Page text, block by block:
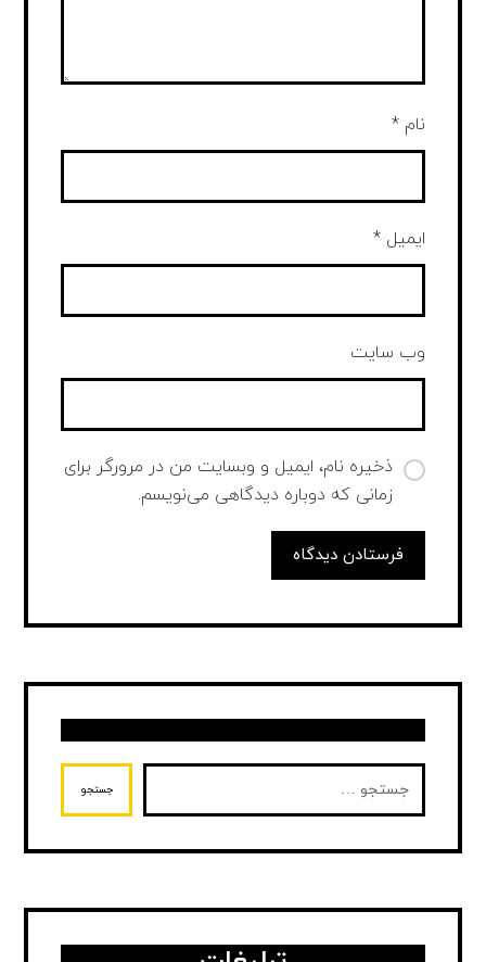
نام*
ایمیل*
وب‌ سایت
ذخیره نام، ایمیل و وبسایت من در مرورگر برای
زمانی که دوباره دیدگاهی می‌نویسم.
فرستادن دیدگاه
جستجو